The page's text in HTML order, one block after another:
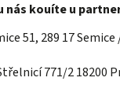
kouíte u
51, 289 17 Semice
771/2 18200